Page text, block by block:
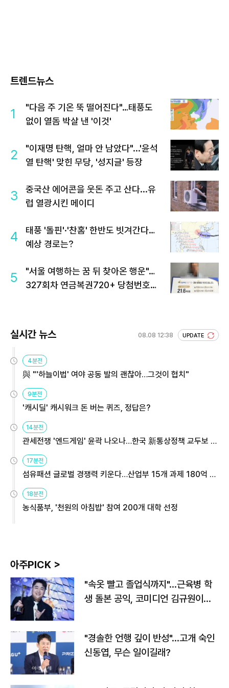
트렌드뉴스
1
"다음 주 기온 뚝 떨어진다"…태풍도
없이 열돔 박살 낸 '이것'
2
"이재명 탄핵, 얼마 안 남았다"...'윤석
열 탄핵' 맞힌 무당, '성지글' 등장
3
중국산 에어콘을 웃돈 주고 산다...유
럽 열광시킨 메이디
4
태풍 '돌핀'·'찬홈' 한반도 빗겨간다…
예상 경로는?
5
"서울 여행하는 꿈 뒤 찾아온 행운"…
327회차 연금복권720+ 당첨번호조
실시간 뉴스 08.08 12:38 UPDATE
4분전
與 "'하늘이법' 여야 공동 발의 괜찮아…그것이 협치"
9분전
'캐시딜' 캐시워크 돈 버는 퀴즈, 정답은?
14분전
관세전쟁 '엔드게임' 윤곽 나오나…한국 新통상정책 교두보 활
용해야
17분전
섬유패션 글로벌 경쟁력 키운다…산업부 15개 과제 180억 지
원
18분전
농식품부, '천원의 아침밥' 참여 200개 대학 선정
아주PICK >
"속옷 빨고 졸업식까지"…근육병 학
생 돌본 공익, 코미디언 김규원이었
"경솔한 언행 깊이 반성"…고개 숙인
신동엽, 무슨 일이길래?